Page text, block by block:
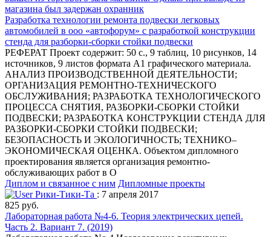
Разработка технологии ремонта подвески легковых
автомобилей в ооо «автофорум» с разработкой конструкции
стенда для разборки-сборки стойки подвески
РЕФЕРАТ Проект содержит: 50 с., 9 таблиц, 10 рисунков, 14
источников, 9 листов формата А1 графического материала.
АНАЛИЗ ПРОИЗВОДСТВЕННОЙ ДЕЯТЕЛЬНОСТИ;
ОРГАНИЗАЦИЯ РЕМОНТНО-ТЕХНИЧЕСКОГО
ОБСЛУЖИВАНИЯ; РАЗРАБОТКА ТЕХНОЛОГИЧЕСКОГО
ПРОЦЕССА СНЯТИЯ, РАЗБОРКИ-СБОРКИ СТОЙКИ
ПОДВЕСКИ; РАЗРАБОТКА КОНСТРУКЦИИ СТЕНДА ДЛЯ
РАЗБОРКИ-СБОРКИ СТОЙКИ ПОДВЕСКИ;
БЕЗОПАСНОСТЬ И ЭКОЛОГИЧНОСТЬ; ТЕХНИКО–
ЭКОНОМИЧЕСКАЯ ОЦЕНКА. Объектом дипломного
проектирования является организация ремонтно-
обслуживающих работ в О
Диплом и связанное с ним Дипломные проекты
Рики-Тики-Та : 7 апреля 2017
825 руб.
Лабораторная работа №4-6. Теория электрических цепей.
Часть 2. Вариант 7. (2019)